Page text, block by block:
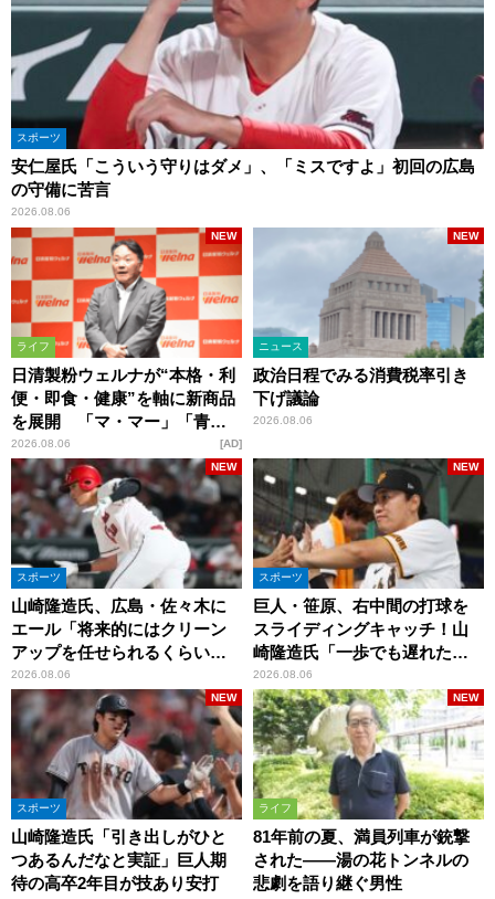
スポーツ
安仁屋氏「こういう守りはダメ」、「ミスですよ」初回の広島
の守備に苦言
2026.08.06
ライフ
日清製粉ウェルナが“本格・利
便・即食・健康”を軸に新商品
を展開 「マ・マー」「青の
洞窟」ブランドを強化
2026.08.06
NEW
AD
ニュース
政治日程でみる消費税率引き
下げ議論
2026.08.06
NEW
スポーツ
山崎隆造氏、広島・佐々木に
エール「将来的にはクリーン
アップを任せられるくらいま
では成長して」
2026.08.06
NEW
スポーツ
巨人・笹原、右中間の打球を
スライディングキャッチ！山
崎隆造氏「一歩でも遅れた
ら…」
2026.08.06
NEW
スポーツ
山崎隆造氏「引き出しがひと
つあるんだなと実証」巨人期
待の高卒2年目が技あり安打
NEW
ライフ
81年前の夏、満員列車が銃撃
された――湯の花トンネルの
悲劇を語り継ぐ男性
NEW